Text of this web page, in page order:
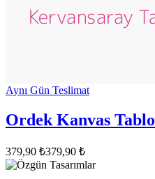
Aynı Gün Teslimat
Ordek Kanvas Tablo
379,90 ₺379,90 ₺